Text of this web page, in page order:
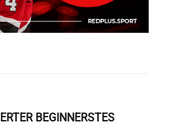
BEGINNERSTES